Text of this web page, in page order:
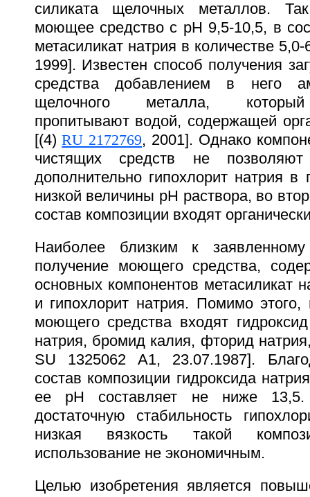
силиката щелочных металлов.
моющее средство с рН 9,5-10,5, в
метасиликат натрия в количестве
1999]. Известен способ получения
средства добавлением в него
щелочного металла, который
пропитывают водой, содержащей
[(4)RU 2172769, 2001]. Однако
чистящих средств не
дополнительно гипохлорит натрия в
низкой величины рН раствора, во
состав композиции входят
Наиболее близким к
получение моющего средства,
основных компонентов метасиликат
и гипохлорит натрия. Помимо этого,
моющего средства входят
натрия, бромид калия, фторид
SU 1325062 A1, 23.07.1987].
состав композиции гидроксида
ее рН составляет не ниже 13,5.
достаточную стабильность
низкая вязкость такой
использование не экономичным.
Целью изобретения является